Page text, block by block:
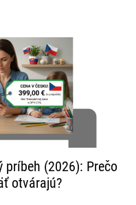
príbeh (2026): Prečo
otvárajú?